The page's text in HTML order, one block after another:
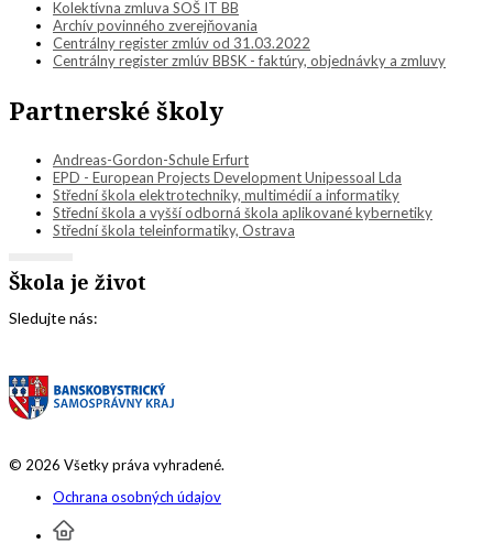
Kolektívna zmluva SOŠ IT BB
Archív povinného zverejňovania
Centrálny register zmlúv od 31.03.2022
Centrálny register zmlúv BBSK - faktúry, objednávky a zmluvy
Partnerské školy
Andreas-Gordon-Schule Erfurt
EPD - European Projects Development Unipessoal Lda
Střední škola elektrotechniky, multimédií a informatiky
Střední škola a vyšší odborná škola aplikované kybernetiky
Střední škola teleinformatiky, Ostrava
Škola je život
Sledujte nás:
© 2026 Všetky práva vyhradené.
Ochrana osobných údajov